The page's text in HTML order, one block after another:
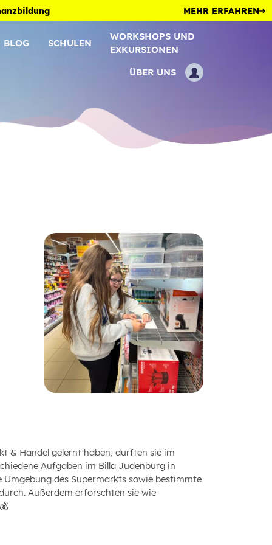
MEHR ERFAHREN
BLOG SCHULEN
WORKSHOPS UND
EXKURSIONEN
ÜBER UNS
& Handel gelernt haben, durften sie im
Aufgaben im Billa Judenburg in
Umgebung des Supermarkts sowie bestimmte
Außerdem erforschten sie wie